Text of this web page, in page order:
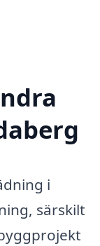
i
särskilt